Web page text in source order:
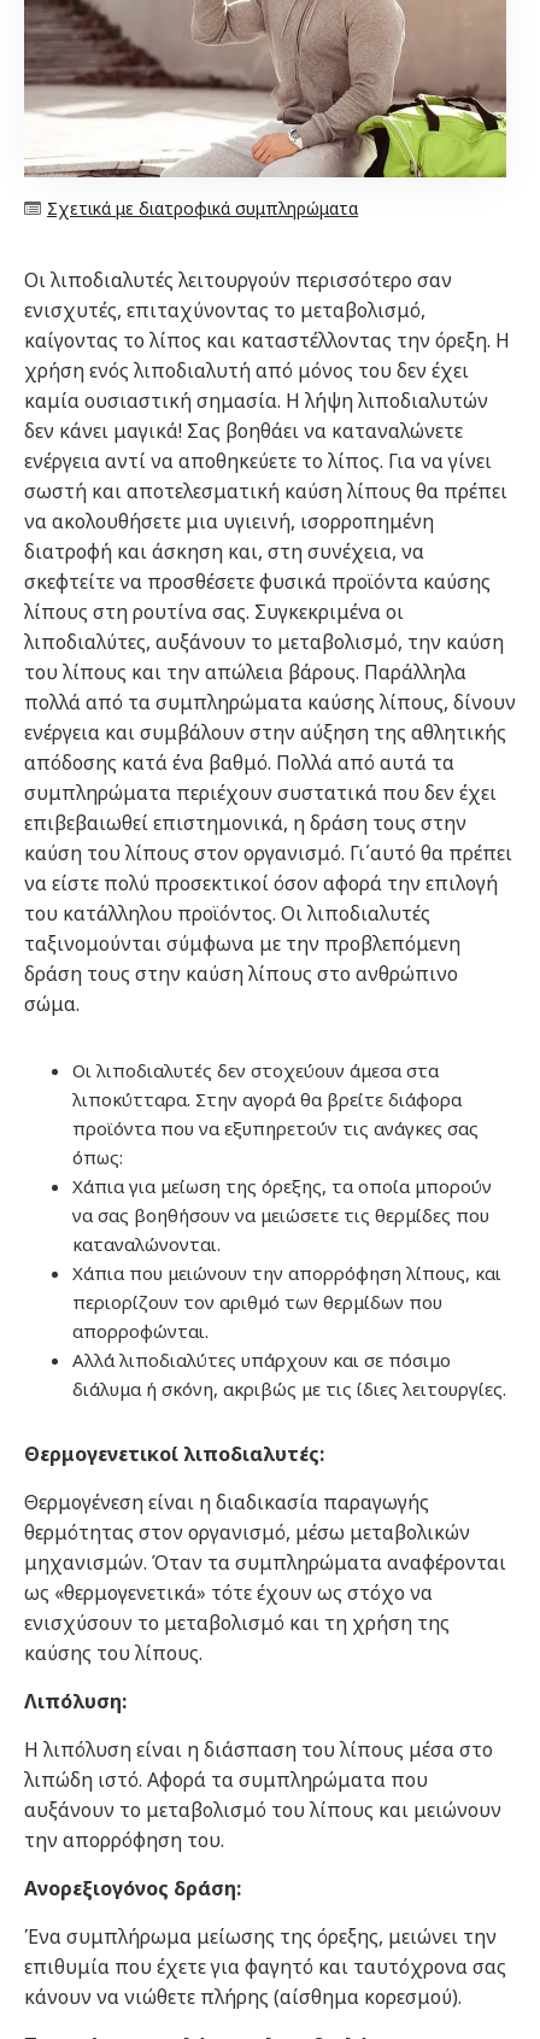
Σχετικά με διατροφικά συμπληρώματα
Οι λιποδιαλυτές λειτουργούν περισσότερο σαν
ενισχυτές, επιταχύνοντας το μεταβολισμό,
καίγοντας το λίπος και καταστέλλοντας την όρεξη. Η
χρήση ενός λιποδιαλυτή από μόνος του δεν έχει
καμία ουσιαστική σημασία. Η λήψη λιποδιαλυτών
δεν κάνει μαγικά! Σας βοηθάει να καταναλώνετε
ενέργεια αντί να αποθηκεύετε το λίπος. Για να γίνει
σωστή και αποτελεσματική καύση λίπους θα πρέπει
να ακολουθήσετε μια υγιεινή, ισορροπημένη
διατροφή και άσκηση και, στη συνέχεια, να
σκεφτείτε να προσθέσετε φυσικά προϊόντα καύσης
λίπους στη ρουτίνα σας. Συγκεκριμένα οι
λιποδιαλύτες, αυξάνουν το μεταβολισμό, την καύση
του λίπους και την απώλεια βάρους. Παράλληλα
πολλά από τα συμπληρώματα καύσης λίπους, δίνουν
ενέργεια και συμβάλουν στην αύξηση της αθλητικής
απόδοσης κατά ένα βαθμό. Πολλά από αυτά τα
συμπληρώματα περιέχουν συστατικά που δεν έχει
επιβεβαιωθεί επιστημονικά, η δράση τους στην
καύση του λίπους στον οργανισμό. Γι΄αυτό θα πρέπει
να είστε πολύ προσεκτικοί όσον αφορά την επιλογή
του κατάλληλου προϊόντος. Οι λιποδιαλυτές
ταξινομούνται σύμφωνα με την προβλεπόμενη
δράση τους στην καύση λίπους στο ανθρώπινο
σώμα.
Οι λιποδιαλυτές δεν στοχεύουν άμεσα στα
λιποκύτταρα. Στην αγορά θα βρείτε διάφορα
προϊόντα που να εξυπηρετούν τις ανάγκες σας
όπως:
Χάπια για μείωση της όρεξης, τα οποία μπορούν
να σας βοηθήσουν να μειώσετε τις θερμίδες που
καταναλώνονται.
Χάπια που μειώνουν την απορρόφηση λίπους, και
περιορίζουν τον αριθμό των θερμίδων που
απορροφώνται.
Αλλά λιποδιαλύτες υπάρχουν και σε πόσιμο
διάλυμα ή σκόνη, ακριβώς με τις ίδιες λειτουργίες.
Θερμογενετικοί λιποδιαλυτές:
Θερμογένεση είναι η διαδικασία παραγωγής
θερμότητας στον οργανισμό, μέσω μεταβολικών
μηχανισμών. Όταν τα συμπληρώματα αναφέρονται
ως «θερμογενετικά» τότε έχουν ως στόχο να
ενισχύσουν το μεταβολισμό και τη χρήση της
καύσης του λίπους.
Λιπόλυση:
Η λιπόλυση είναι η διάσπαση του λίπους μέσα στο
λιπώδη ιστό. Αφορά τα συμπληρώματα που
αυξάνουν το μεταβολισμό του λίπους και μειώνουν
την απορρόφηση του.
Ανορεξιογόνος δράση:
Ένα συμπλήρωμα μείωσης της όρεξης, μειώνει την
επιθυμία που έχετε για φαγητό και ταυτόχρονα σας
κάνουν να νιώθετε πλήρης (αίσθημα κορεσμού).